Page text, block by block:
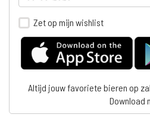
Zet op mijn wishlist
Altijd jouw favoriete bieren op
Download